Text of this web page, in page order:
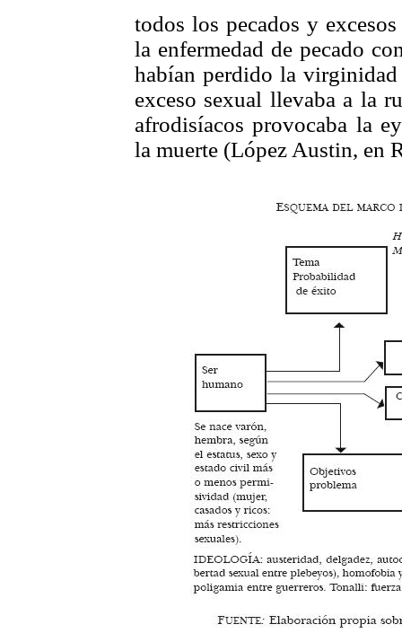
todos los pecados y
la enfermedad de pecado
habían perdido la
exceso sexual llevaba a la
afrodisíacos provocaba la
la muerte (López Austin, en